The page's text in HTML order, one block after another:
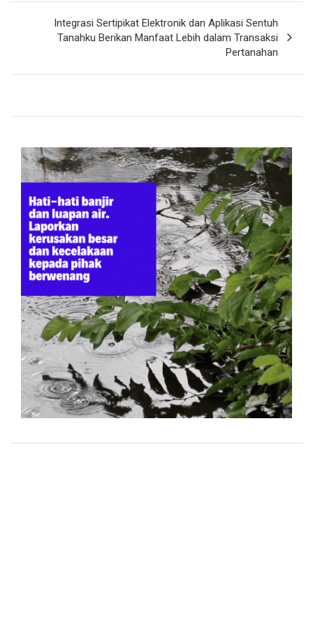
Integrasi Sertipikat Elektronik dan Aplikasi Sentuh
Tanahku Berikan Manfaat Lebih dalam Transaksi
Pertanahan